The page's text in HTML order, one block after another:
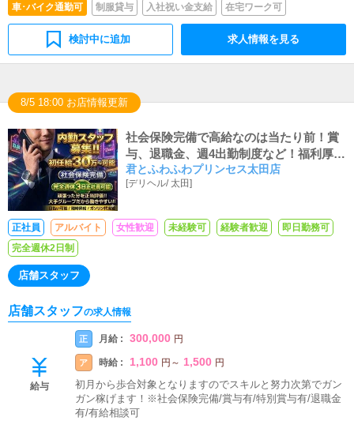
車･バイク通勤可
制服貸与 入社祝い金支給 在宅ワーク可
検討中に追加 求人情報を見る
8/5 18:00 お店情報更新
社会保険完備で高給なのは当たり前！賞
与、退職金、週4出勤制度など！福利厚生
が全国トップクラスの職場です！
君とふわふわプリンセス太田店
[デリヘル/ 太田]
正社員 アルバイト 女性歓迎 未経験可 経験者歓迎
即日勤務可
完全週休2日制
店舗スタッフ
店舗スタッフの求人情報
給与
正 月給 : 300,000 円
ア 時給 : 1,100 円 ～ 1,500 円
初月から歩合対象となりますのでスキルと努力次第でガン
ガン稼げます！※社会保険完備/賞与有/特別賞与有/退職金
有/有給相談可